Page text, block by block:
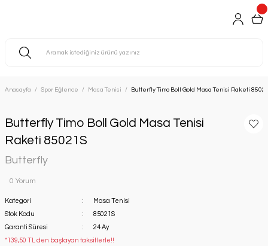
Anasayfa Spor Eğlence Masa Tenisi Butterfly Timo Boll Gold Masa Tenisi Raketi
Butterfly Timo Boll Gold Masa Tenisi
Raketi 85021S
Butterfly
0 Yorum
Kategori
Masa Tenisi
Stok Kodu
85021S
Garanti Süresi
24 Ay
*139,50 TL den başlayan taksitlerle!!